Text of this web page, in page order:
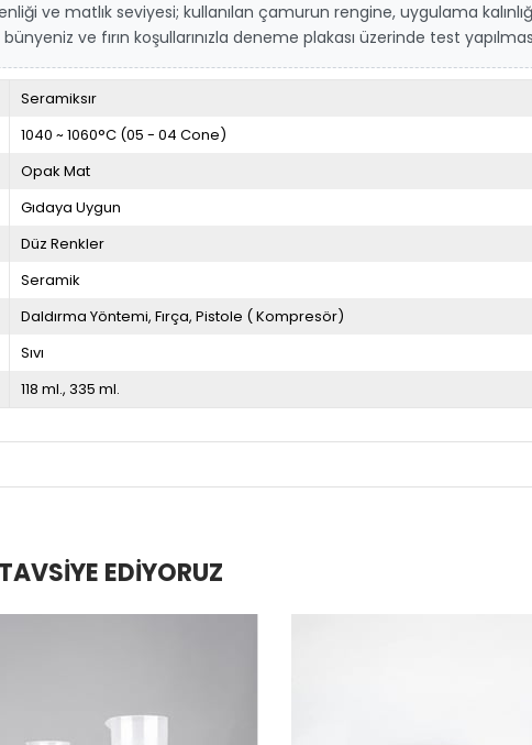
ve matlık seviyesi; kullanılan çamurun rengine, uygulama
ve fırın koşullarınızla deneme plakası üzerinde test
Seramiksır
1040 ~ 1060°C (05 - 04 Cone)
Opak Mat
Gıdaya Uygun
Düz Renkler
Seramik
Daldırma Yöntemi Fırça Pistole ( Kompresör)
Sıvı
118 ml. 335 ml.
EDIYORUZ